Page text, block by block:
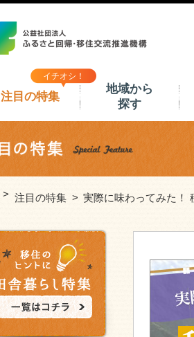
イチオシ！
注目の特集
地域から
探す
注目の特集 実際に味わってみた！